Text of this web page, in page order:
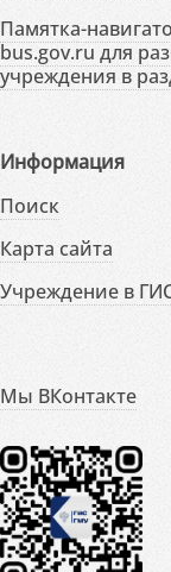
Памятка-
bus.gov.ru для
учреждения в
Информация
Поиск
Карта сайта
Учреждение в
Мы ВКонтакте